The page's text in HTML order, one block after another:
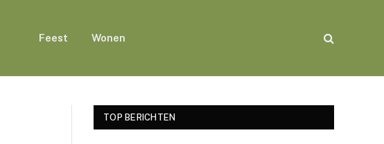
Feest Wonen
TOP BERICHTEN